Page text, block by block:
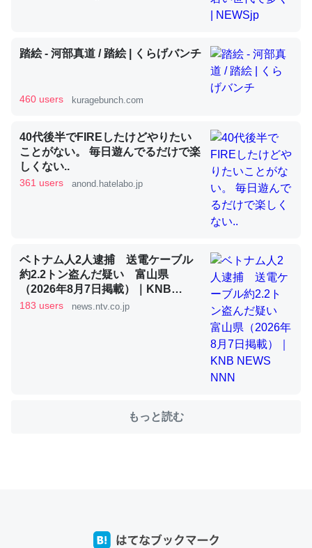
─ニュース :: 【研究発表】昆虫学の大問題＝「昆虫はなぜ海にいな
利だから両方が拮抗してるのでは」とあって面白い。海に
いる鋏角類（カブトガニ・ウミグモ）はカルシウムを使わ
ずキチンを強化してる筈だが、酵素が違うのか？
─ニュース :: 【研究発表】昆虫学の大問題＝「昆虫はなぜ海にいな
これを元に考えるとカルシウムを大量に使う脊椎動物と貝
類は苦労してるんだな…。腹足類だと殻を無くしてナメク
─ニュース :: 【研究発表】昆虫学の大問題＝「昆虫はなぜ海にいな
踏絵 - 河部真道 / 踏絵 | くらげバンチ
460 users kuragebunch.com
40代後半でFIREしたけどやりたい
ことがない。 毎日遊んでるだけで楽
しくない..
361 users anond.hatelabo.jp
ベトナム人2人逮捕 送電ケーブル
約2.2トン盗んだ疑い 富山県
（2026年8月7日掲載）｜KNB
NEWS NNN
183 users news.ntv.co.jp
もっと読む